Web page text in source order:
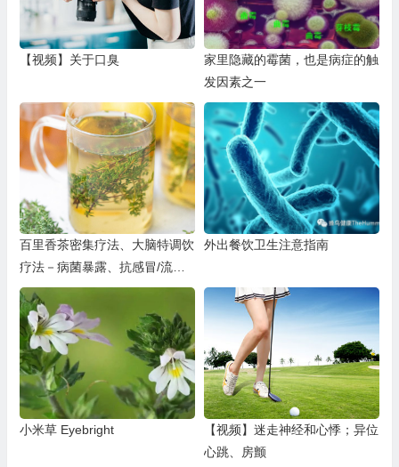
【视频】关于口臭
家里隐藏的霉菌，也是病症的触
发因素之一
百里香茶密集疗法、大脑特调饮
疗法－病菌暴露、抗感冒/流感
小诀窍
外出餐饮卫生注意指南
小米草 Eyebright
【视频】迷走神经和心悸；异位
心跳、房颤